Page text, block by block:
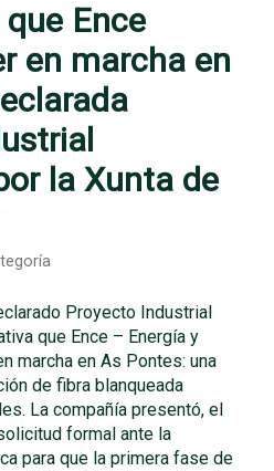
Ence
en marcha en
la Xunta de
Proyecto Industrial
que Ence – Energía y
marcha en As Pontes: una
de fibra blanqueada
La compañía presentó, el
formal ante la
para que la primera fase de